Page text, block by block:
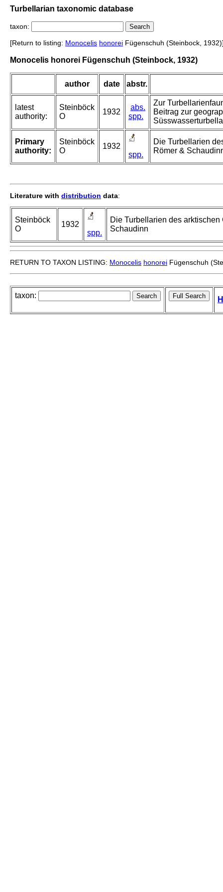
Turbellarian taxonomic database
taxon:
[Return to listing: Monocelis honorei Fügenschuh (Steinbock,
Monocelis honorei Fügenschuh (Steinbock, 1932)
author date abstr.
latest
authority:
Steinböck
O
1932
abs.
spp.
Zur
Beitrag zur
Primary
authority:
Steinböck
O
1932
spp.
Die Turbellarien
Römer &
Literature with distribution data:
Steinböck
O
1932
spp.
Die Turbellarien des arktischen
Schaudinn
RETURN TO TAXON LISTING: Monocelis honorei Fügenschuh
taxon: